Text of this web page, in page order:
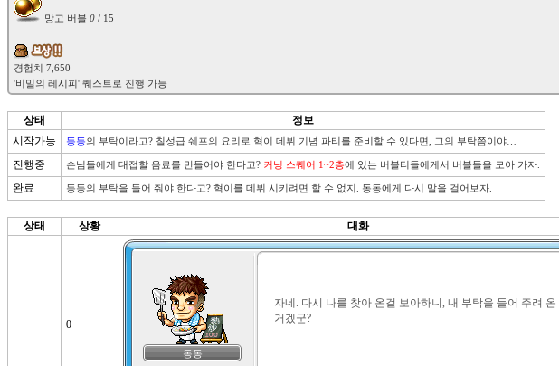
망고 버블 0 / 15
상태
정보
시작가능
동동의 부탁이라고? 칠성급 쉐프의 요리로 혁이 데뷔 기념 파티를 준비할 수 있다면, 그의 부탁쯤이야…
진행중 손님들에게 대접할 음료를 만들어야 한다고? 커닝 스퀘어 1~2층에 있는 버블티들에게서 버블들을 모아 가자.
완료 동동의 부탁을 들어 줘야 한다고? 혁이를 데뷔 시키려면 할 수 없지. 동동에게 다시 말을 걸어보자.
상태 상황 대화
0
동동
자네. 다시 나를 찾아 온걸 보아하니, 내 부탁을 들어 주려 온
거겠군?